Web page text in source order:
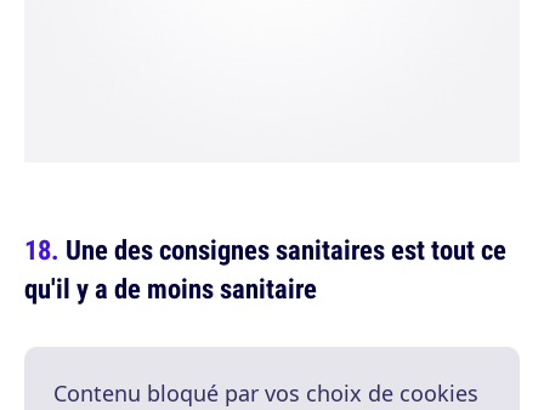
Une des consignes sanitaires est tout ce
qu'il y a de moins sanitaire
Contenu bloqué par vos choix de cookies